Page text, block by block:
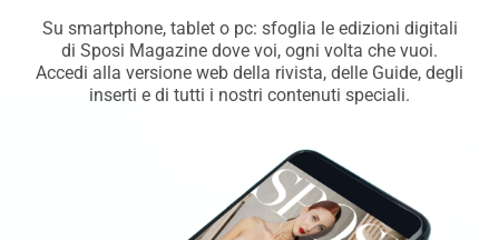
Su smartphone, tablet o pc: sfoglia le edizioni digitali
di Sposi Magazine dove voi, ogni volta che vuoi.
Accedi alla versione web della rivista, delle Guide, degli
inserti e di tutti i nostri contenuti speciali.